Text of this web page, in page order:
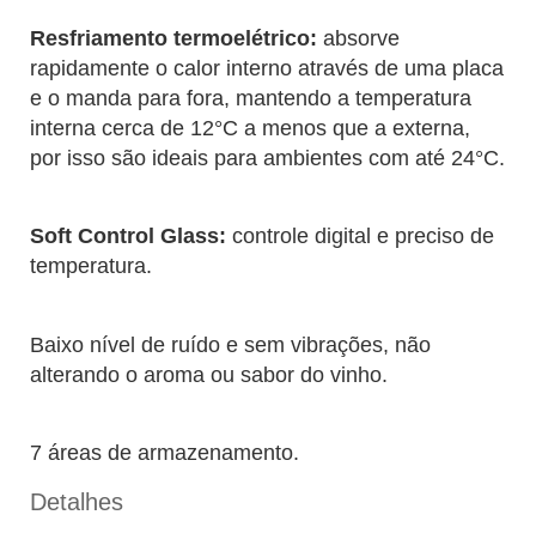
Resfriamento termoelétrico: absorve
rapidamente o calor interno através de uma placa
e o manda para fora, mantendo a temperatura
interna cerca de 12°C a menos que a externa,
por isso são ideais para ambientes com até 24°C.
Soft Control Glass: controle digital e preciso de
temperatura.
Baixo nível de ruído e sem vibrações, não
alterando o aroma ou sabor do vinho.
7 áreas de armazenamento.
Detalhes